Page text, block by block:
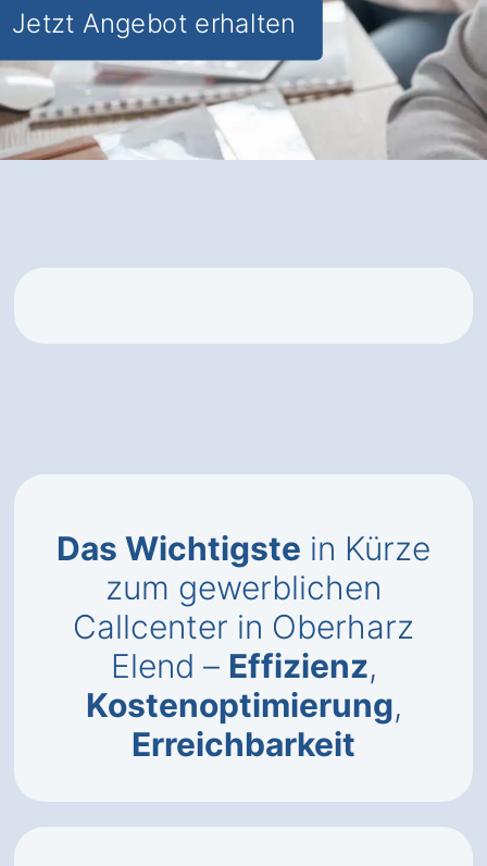
Jetzt Angebot erhalten
Das Wichtigste in Kürze
zum gewerblichen
Callcenter in Oberharz
Elend – Effizienz,
Kostenoptimierung,
Erreichbarkeit